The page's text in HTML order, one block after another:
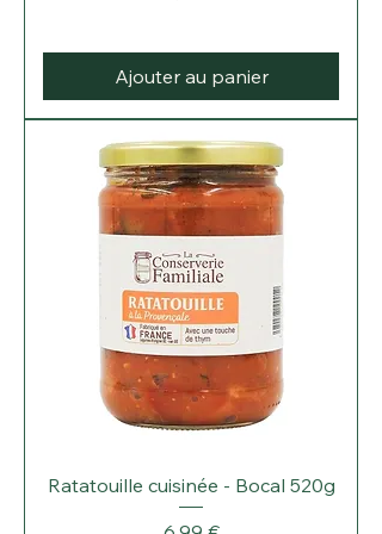
Ajouter au panier
Ratatouille cuisinée - Bocal 520g